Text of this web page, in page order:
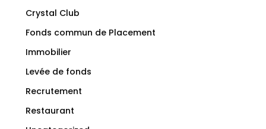
Crystal Club
Fonds commun de Placement
Immobilier
Levée de fonds
Recrutement
Restaurant